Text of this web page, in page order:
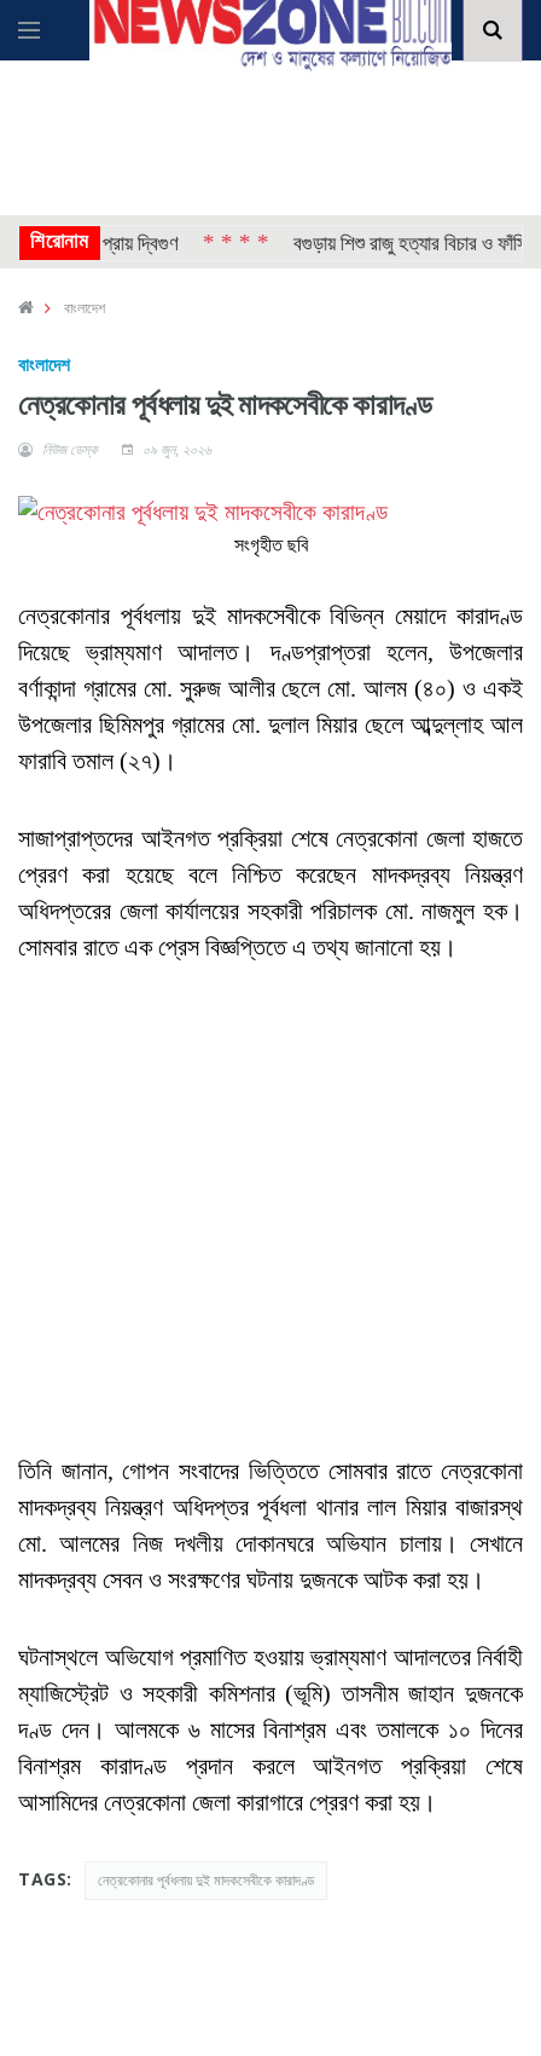
শিরোনাম
ভর্তি প্রায় দ্বিগুণ * * * * বগুড়ায় শিশু রাজু হত্যার বিচার ও ফাঁসির
বাংলাদেশ
বাংলাদেশ
নেত্রকোনার পূর্বধলায় দুই মাদকসেবীকে কারাদণ্ড
নিউজ ডেস্ক ০৯ জুন, ২০২৬
সংগৃহীত ছবি
নেত্রকোনার পূর্বধলায় দুই মাদকসেবীকে বিভিন্ন মেয়াদে কারাদণ্ড
দিয়েছে ভ্রাম্যমাণ আদালত। দণ্ডপ্রাপ্তরা হলেন, উপজেলার
বর্ণাকান্দা গ্রামের মো. সুরুজ আলীর ছেলে মো. আলম (৪০) ও একই
উপজেলার ছিমিমপুর গ্রামের মো. দুলাল মিয়ার ছেলে আব্দুল্লাহ আল
ফারাবি তমাল (২৭)।
সাজাপ্রাপ্তদের আইনগত প্রক্রিয়া শেষে নেত্রকোনা জেলা হাজতে
প্রেরণ করা হয়েছে বলে নিশ্চিত করেছেন মাদকদ্রব্য নিয়ন্ত্রণ
অধিদপ্তরের জেলা কার্যালয়ের সহকারী পরিচালক মো. নাজমুল হক।
সোমবার রাতে এক প্রেস বিজ্ঞপ্তিতে এ তথ্য জানানো হয়।
তিনি জানান, গোপন সংবাদের ভিত্তিতে সোমবার রাতে নেত্রকোনা
মাদকদ্রব্য নিয়ন্ত্রণ অধিদপ্তর পূর্বধলা থানার লাল মিয়ার বাজারস্থ
মো. আলমের নিজ দখলীয় দোকানঘরে অভিযান চালায়। সেখানে
মাদকদ্রব্য সেবন ও সংরক্ষণের ঘটনায় দুজনকে আটক করা হয়।
ঘটনাস্থলে অভিযোগ প্রমাণিত হওয়ায় ভ্রাম্যমাণ আদালতের নির্বাহী
ম্যাজিস্ট্রেট ও সহকারী কমিশনার (ভূমি) তাসনীম জাহান দুজনকে
দণ্ড দেন। আলমকে ৬ মাসের বিনাশ্রম এবং তমালকে ১০ দিনের
বিনাশ্রম কারাদণ্ড প্রদান করলে আইনগত প্রক্রিয়া শেষে
আসামিদের নেত্রকোনা জেলা কারাগারে প্রেরণ করা হয়।
TAGS: নেত্রকোনার পূর্বধলায় দুই মাদকসেবীকে কারাদণ্ড